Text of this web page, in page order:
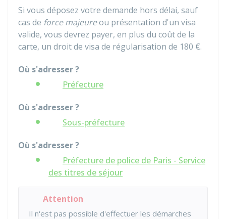
Si vous déposez votre demande hors délai, sauf
cas de force majeureou présentation d'un visa
valide, vous devrez payer, en plus du coût de la
carte, un droit de visa de régularisation de 180 €.
Où s'adresser ?
Préfecture
Où s'adresser ?
Sous-préfecture
Où s'adresser ?
Préfecture de police de Paris - Service
des titres de séjour
Attention
Il n'est pas possible d'effectuer les démarches